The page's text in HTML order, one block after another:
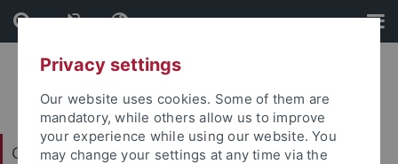
Skip
to
content
Skip
to
footer
Carl Friedrich von Weizsäcker-Zentrum
Privacy settings
Our website uses cookies. Some of them are
mandatory, while others allow us to improve
your experience while using our website. You
may change your settings at any time via the